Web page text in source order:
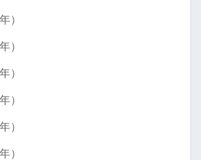
）
）
）
）
）
）